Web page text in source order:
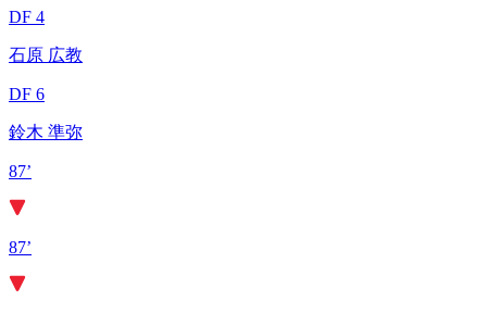
DF 4
石原 広教
DF 6
鈴木 準弥
87’
87’